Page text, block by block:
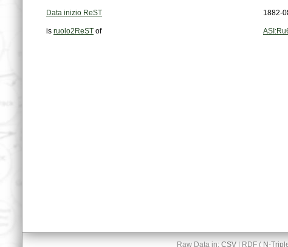
Data inizio ReST 1882-
is ruolo2ReST of
Raw Data in: CSV| RDF ( N-